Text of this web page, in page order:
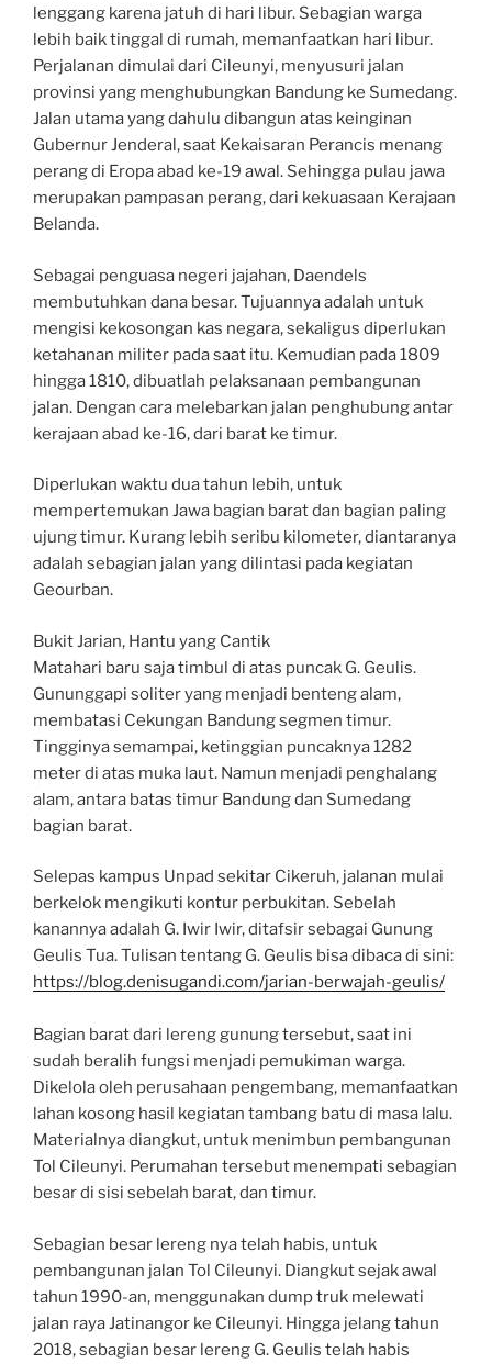
lenggang karena jatuh di hari libur. Sebagian warga
lebih baik tinggal di rumah, memanfaatkan hari libur.
Perjalanan dimulai dari Cileunyi, menyusuri jalan
provinsi yang menghubungkan Bandung ke Sumedang.
Jalan utama yang dahulu dibangun atas keinginan
Gubernur Jenderal, saat Kekaisaran Perancis menang
perang di Eropa abad ke-19 awal. Sehingga pulau jawa
merupakan pampasan perang, dari kekuasaan Kerajaan
Belanda.
Sebagai penguasa negeri jajahan, Daendels
membutuhkan dana besar. Tujuannya adalah untuk
mengisi kekosongan kas negara, sekaligus diperlukan
ketahanan militer pada saat itu. Kemudian pada 1809
hingga 1810, dibuatlah pelaksanaan pembangunan
jalan. Dengan cara melebarkan jalan penghubung antar
kerajaan abad ke-16, dari barat ke timur.
Diperlukan waktu dua tahun lebih, untuk
mempertemukan Jawa bagian barat dan bagian paling
ujung timur. Kurang lebih seribu kilometer, diantaranya
adalah sebagian jalan yang dilintasi pada kegiatan
Geourban.
Bukit Jarian, Hantu yang Cantik
Matahari baru saja timbul di atas puncak G. Geulis.
Gununggapi soliter yang menjadi benteng alam,
membatasi Cekungan Bandung segmen timur.
Tingginya semampai, ketinggian puncaknya 1282
meter di atas muka laut. Namun menjadi penghalang
alam, antara batas timur Bandung dan Sumedang
bagian barat.
Selepas kampus Unpad sekitar Cikeruh, jalanan mulai
berkelok mengikuti kontur perbukitan. Sebelah
kanannya adalah G. Iwir Iwir, ditafsir sebagai Gunung
Geulis Tua. Tulisan tentang G. Geulis bisa dibaca di sini:
https://blog.denisugandi.com/jarian-berwajah-geulis/
Bagian barat dari lereng gunung tersebut, saat ini
sudah beralih fungsi menjadi pemukiman warga.
Dikelola oleh perusahaan pengembang, memanfaatkan
lahan kosong hasil kegiatan tambang batu di masa lalu.
Materialnya diangkut, untuk menimbun pembangunan
Tol Cileunyi. Perumahan tersebut menempati sebagian
besar di sisi sebelah barat, dan timur.
Sebagian besar lereng nya telah habis, untuk
pembangunan jalan Tol Cileunyi. Diangkut sejak awal
tahun 1990-an, menggunakan dump truk melewati
jalan raya Jatinangor ke Cileunyi. Hingga jelang tahun
2018, sebagian besar lereng G. Geulis telah habis